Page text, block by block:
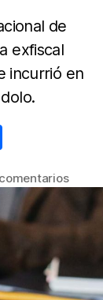
de
exfiscal
incurrió en
m
p
tir
en
Fiscal